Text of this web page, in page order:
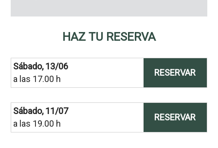
HAZ TU RESERVA
Sábado, 13/06
a las 17.00 h
RESERVAR
Sábado, 11/07
a las 19.00 h
RESERVAR